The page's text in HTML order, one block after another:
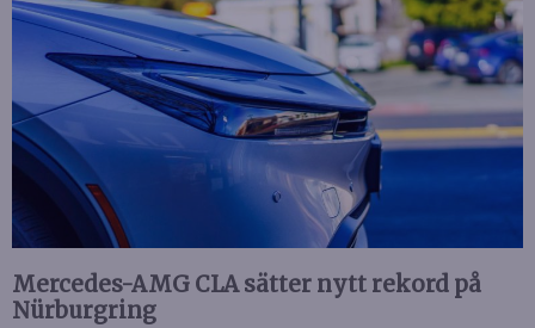
Mercedes-AMG CLA sätter nytt rekord på
Nürburgring